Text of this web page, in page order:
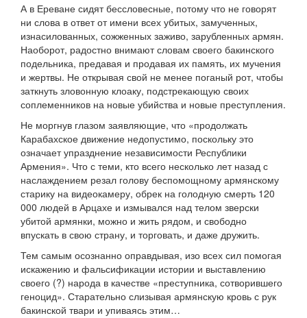
А в Ереване сидят бессловесные, потому что не говорят
ни слова в ответ от имени всех убитых, замученных,
изнасилованных, сожженных заживо, зарубленных армян.
Наоборот, радостно внимают словам своего бакинского
подельника, предавая и продавая их память, их мучения
и жертвы. Не открывая свой не менее поганый рот, чтобы
заткнуть зловонную клоаку, подстрекающую своих
соплеменников на новые убийства и новые преступления.
Не моргнув глазом заявляющие, что «продолжать
Карабахское движение недопустимо, поскольку это
означает упразднение независимости Республики
Армения». Что с теми, кто всего несколько лет назад с
наслаждением резал голову беспомощному армянскому
старику на видеокамеру, обрек на голодную смерть 120
000 людей в Арцахе и измывался над телом зверски
убитой армянки, можно и жить рядом, и свободно
впускать в свою страну, и торговать, и даже дружить.
Тем самым осознанно оправдывая, изо всех сил помогая
искажению и фальсификации истории и выставлению
своего (?) народа в качестве «преступника, сотворившего
геноцид». Старательно слизывая армянскую кровь с рук
бакинской твари и упиваясь этим…